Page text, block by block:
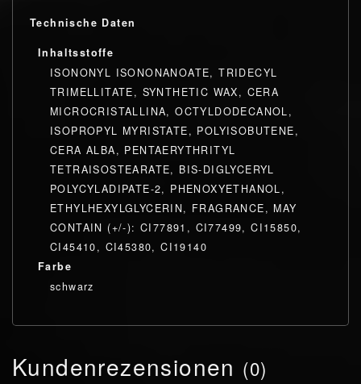
Technische Daten
Inhaltsstoffe
ISONONYL ISONONANOATE, TRIDECYL
TRIMELLITATE, SYNTHETIC WAX, CERA
MICROCRISTALLINA, OCTYLDODECANOL,
ISOPROPYL MYRISTATE, POLYISOBUTENE,
CERA ALBA, PENTAERYTHRITYL
TETRAISOSTEARATE, BIS-DIGLYCERYL
POLYCYLADIPATE-2, PHENOXYETHANOL,
ETHYLHEXYLGLYCERIN, FRAGRANCE, MAY
CONTAIN (+/-): CI77891, CI77499, CI15850,
CI45410, CI45380, CI19140
Farbe
schwarz
Kundenrezensionen (0)